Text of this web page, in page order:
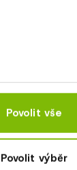
Povolit vše
Povolit výběr